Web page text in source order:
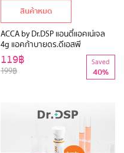
สินค้าหมด
ACCA by Dr.DSP แอนตี้แอคเน่เจล
4g แอคก้าบายดร.ดีเอสพี
199฿
119฿ Saved
40%